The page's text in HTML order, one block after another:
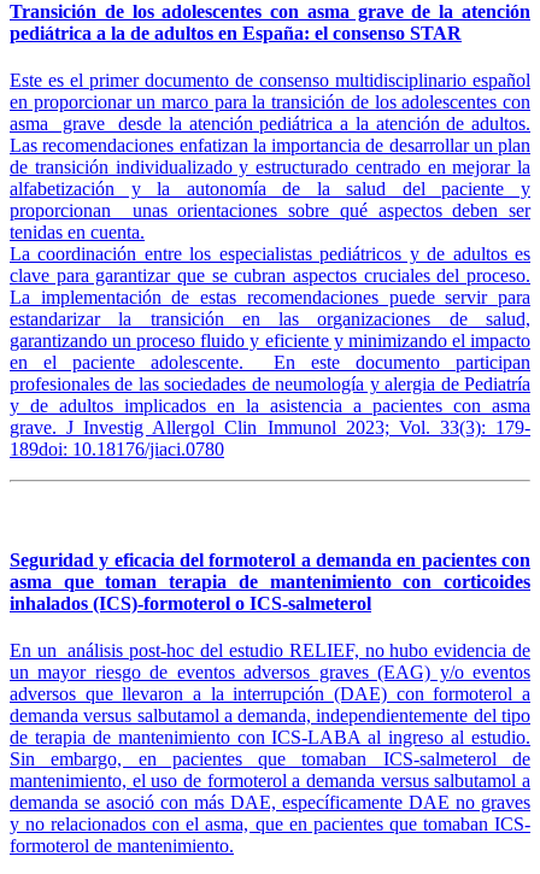
Transición de los adolescentes con asma grave de la atención
pediátrica a la de adultos en España: el consenso STAR
Este es el primer documento de consenso multidisciplinario español
en proporcionar un marco para la transición de los adolescentes con
asma grave desde la atención pediátrica a la atención de adultos.
Las recomendaciones enfatizan la importancia de desarrollar un plan
de transición individualizado y estructurado centrado en mejorar la
alfabetización y la autonomía de la salud del paciente y
proporcionan unas orientaciones sobre qué aspectos deben ser
tenidas en cuenta.
La coordinación entre los especialistas pediátricos y de adultos es
clave para garantizar que se cubran aspectos cruciales del proceso.
La implementación de estas recomendaciones puede servir para
estandarizar la transición en las organizaciones de salud,
garantizando un proceso fluido y eficiente y minimizando el impacto
en el paciente adolescente. En este documento participan
profesionales de las sociedades de neumología y alergia de Pediatría
y de adultos implicados en la asistencia a pacientes con asma
grave. J Investig Allergol Clin Immunol 2023; Vol. 33(3): 179-
189doi: 10.18176/jiaci.0780
Seguridad y eficacia del formoterol a demanda en pacientes con
asma que toman terapia de mantenimiento con corticoides
inhalados (ICS)-formoterol o ICS-salmeterol
En un análisis post-hoc del estudio RELIEF, no hubo evidencia de
un mayor riesgo de eventos adversos graves (EAG) y/o eventos
adversos que llevaron a la interrupción (DAE) con formoterol a
demanda versus salbutamol a demanda, independientemente del tipo
de terapia de mantenimiento con ICS-LABA al ingreso al estudio.
Sin embargo, en pacientes que tomaban ICS-salmeterol de
mantenimiento, el uso de formoterol a demanda versus salbutamol a
demanda se asoció con más DAE, específicamente DAE no graves
y no relacionados con el asma, que en pacientes que tomaban ICS-
formoterol de mantenimiento.